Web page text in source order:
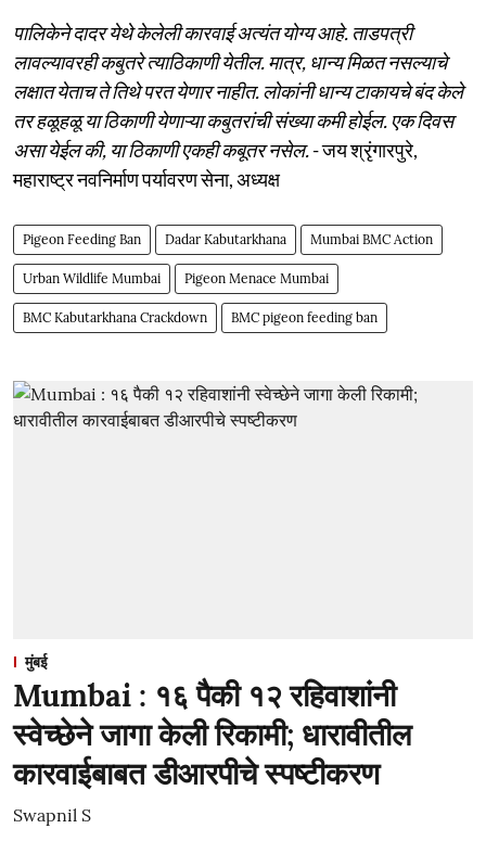
पालिकेने दादर येथे केलेली कारवाई अत्यंत योग्य आहे. ताडपत्री
लावल्यावरही कबुतरे त्याठिकाणी येतील. मात्र, धान्य मिळत नसल्याचे
लक्षात येताच ते तिथे परत येणार नाहीत. लोकांनी धान्य टाकायचे बंद केले
तर हळूहळू या ठिकाणी येणाऱ्या कबुतरांची संख्या कमी होईल. एक दिवस
असा येईल की, या ठिकाणी एकही कबूतर नसेल.- जय श्रृंगारपुरे,
महाराष्ट्र नवनिर्माण पर्यावरण सेना, अध्यक्ष
Pigeon Feeding Ban Dadar Kabutarkhana Mumbai BMC Action
Urban Wildlife Mumbai Pigeon Menace Mumbai
BMC Kabutarkhana Crackdown BMC pigeon feeding ban
मुंबई
Mumbai : १६ पैकी १२ रहिवाशांनी
स्वेच्छेने जागा केली रिकामी; धारावीतील
कारवाईबाबत डीआरपीचे स्पष्टीकरण
Swapnil S